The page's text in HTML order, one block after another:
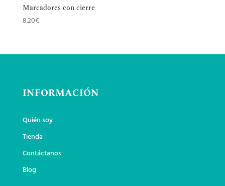
Marcadores con cierre
8.20€
INFORMACIÓN
Quién soy
Tienda
Contáctanos
Blog